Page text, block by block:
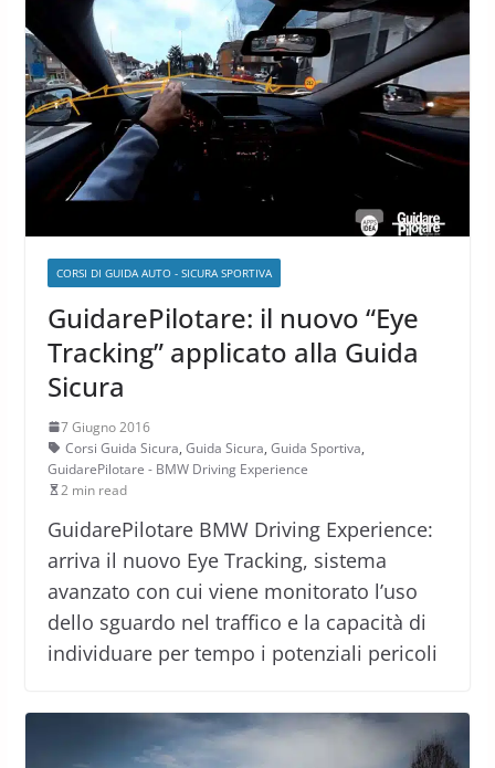
CORSI DI GUIDA AUTO - SICURA SPORTIVA
GuidarePilotare: il nuovo “Eye
Tracking” applicato alla Guida
Sicura
7 Giugno 2016
Corsi Guida Sicura, Guida Sicura, Guida Sportiva,
GuidarePilotare - BMW Driving Experience
2 min read
GuidarePilotare BMW Driving Experience:
arriva il nuovo Eye Tracking, sistema
avanzato con cui viene monitorato l’uso
dello sguardo nel traffico e la capacità di
individuare per tempo i potenziali pericoli